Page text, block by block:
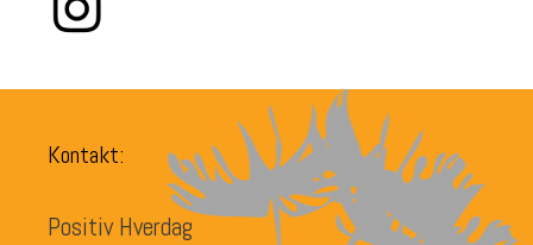
Kontakt:
Positiv Hverdag